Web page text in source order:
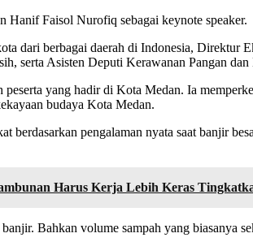
Faisol Nurofiq sebagai keynote speaker.
dari berbagai daerah di Indonesia,
serta Asisten Deputi Kerawanan Pangan
yang hadir di Kota Medan. Ia
budaya Kota Medan.
berdasarkan pengalaman nyata saat banjir
Harus Kerja Lebih Keras
Bahkan volume sampah yang biasanya